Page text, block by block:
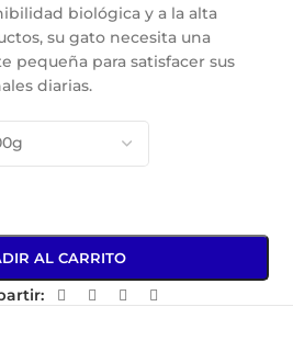
biológica y a la alta
su gato necesita una
pequeña para satisfacer sus
diarias.
AL CARRITO